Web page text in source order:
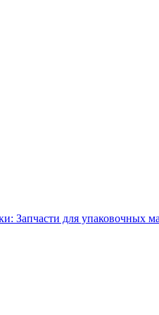
Запчасти для упаковочных